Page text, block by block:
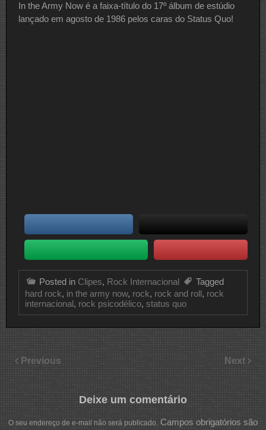
In the Army Now é a faixa-título do 17º álbum de estúdio
lançado em agosto de 1986 pelos caras do Status Quo!
Posted in Clipes, Rock Internacional
Tagged
hard rock, in the army now, rock, rock and roll, rock
internacional, rock psicodélico, status quo
Previous Next
Deixe um comentário
O seu endereço de e-mail não será publicado. Campos obrigatórios são